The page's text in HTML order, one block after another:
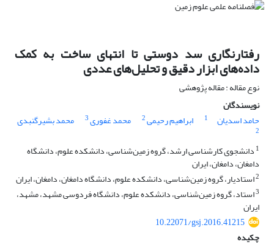
رفتارنگاری سد دوستی تا انتهای ساخت به کمک
داده‌های ابزار دقیق و تحلیل‌های عددی
نوع مقاله : مقاله پژوهشی
نویسندگان
حامد اسدیان
1 ابراهیم رحیمی2 محمد غفوری3 محمد بشیرگنبدی
2
1 دانشجوی کارشناسی ارشد، گروه زمین‌شناسی، دانشکده علوم، دانشگاه
دامغان، دامغان، ایران
2استادیار، گروه زمین‌شناسی، دانشکده علوم، دانشگاه دامغان، دامغان، ایران
3استاد، گروه زمین‌شناسی، دانشکده علوم، دانشگاه فردوسی مشهد، مشهد،
ایران
10.22071/gsj.2016.41215
چکیده